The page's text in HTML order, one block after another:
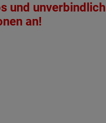
und unverbindlich
an!